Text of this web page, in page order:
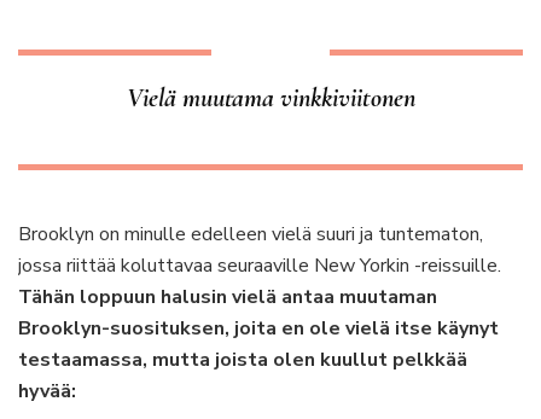
Vielä muutama vinkkiviitonen
Brooklyn on minulle edelleen vielä suuri ja tuntematon,
jossa riittää koluttavaa seuraaville New Yorkin -reissuille.
Tähän loppuun halusin vielä antaa muutaman
Brooklyn-suosituksen, joita en ole vielä itse käynyt
testaamassa, mutta joista olen kuullut pelkkää
hyvää: